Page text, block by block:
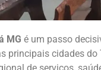
MG é um passo
principais cidades